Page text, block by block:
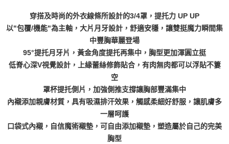
離島宅配
貨到付款
每筆NT$110，滿NT$1,000(含以上)免運費
穿搭及時尚的外衣線條所設計的3/4罩，提托力 UP UP
以"包覆/機能"為主軸，大片月牙設計，舒適安穩，讓雙挺魔力瞬間集
中豐胸華麗登場
95°提托月牙片，黃金角度提托再集中，胸型更加渾圓立挺
低脊心深V視覺設計，上緣蕾絲修飾貼合，有肉無肉都可以浮貼不簍
空
罩杯提托側片，加強側推支撐讓胸部豐滿集中
內襯添加親膚材質，具有吸濕排汗效果，觸感柔細好舒服，讓肌膚多
一層呵護
口袋式內襯，自信魔術襯墊，可自由添加襯墊，塑造屬於自己的完美
胸型